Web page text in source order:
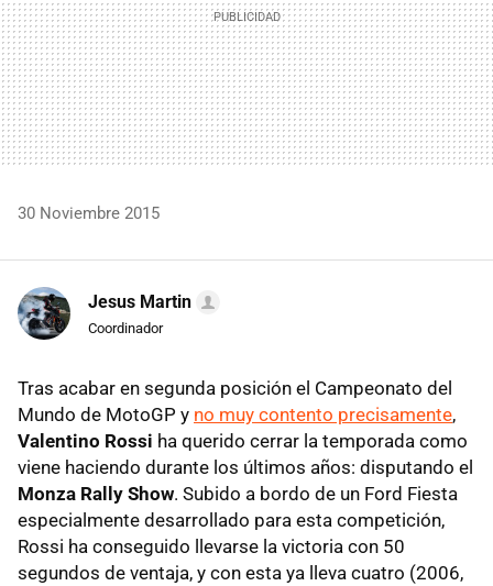
30 Noviembre 2015
Jesus Martin
Coordinador
Tras acabar en segunda posición el Campeonato del
Mundo de MotoGP y no muy contento precisamente,
Valentino Rossi ha querido cerrar la temporada como
viene haciendo durante los últimos años: disputando el
Monza Rally Show. Subido a bordo de un Ford Fiesta
especialmente desarrollado para esta competición,
Rossi ha conseguido llevarse la victoria con 50
segundos de ventaja, y con esta ya lleva cuatro (2006,